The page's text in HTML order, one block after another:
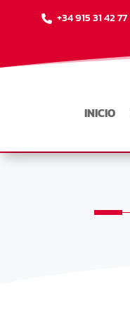
+34 915 31 42 77
INICIO